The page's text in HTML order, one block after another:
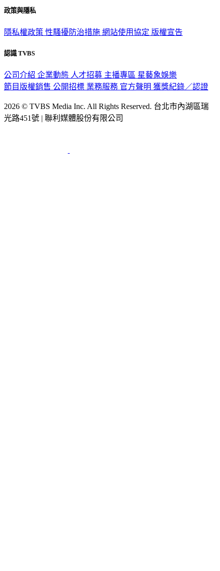
政策與隱私
隱私權政策 性騷擾防治措施 網站使用協定 版權宣告
認識 TVBS
公司介紹 企業動態 人才招募 主播專區 星藝象娛樂
節目版權銷售 公開招標 業務服務 官方聲明 獲獎紀錄／認證
2026 © TVBS Media Inc. All Rights Reserved. 台北市內湖區瑞
光路451號 | 聯利媒體股份有限公司